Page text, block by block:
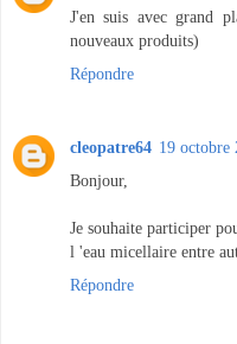
J'en suis avec grand
nouveaux produits)
Répondre
cleopatre64 19 octobre
Bonjour,
Je souhaite participer
l 'eau micellaire entre
Répondre